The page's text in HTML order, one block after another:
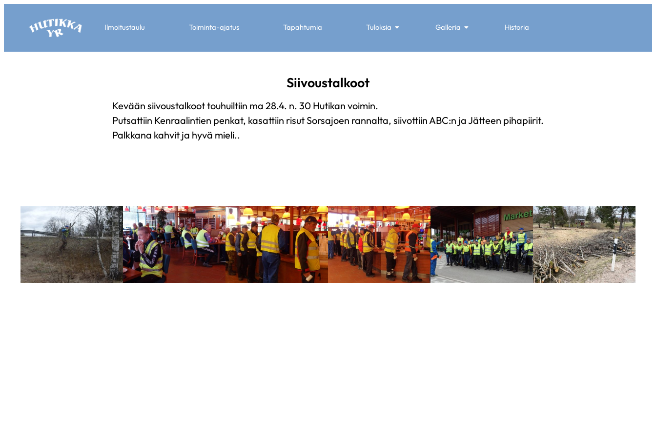
Ilmoitustaulu Toiminta-ajatus Tapahtumia Tuloksia Galleria Historia
Siivoustalkoot
Kevään siivoustalkoot touhuiltiin ma 28.4. n. 30 Hutikan voimin.
Putsattiin Kenraalintien penkat, kasattiin risut Sorsajoen rannalta, siivottiin ABC:n ja Jätteen pihapiirit.
Palkkana kahvit ja hyvä mieli..